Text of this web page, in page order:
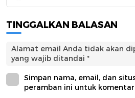
TINGGALKAN BALASAN
Alamat email Anda tidak akan
yang wajib ditandai *
Simpan nama, email, dan
peramban ini untuk